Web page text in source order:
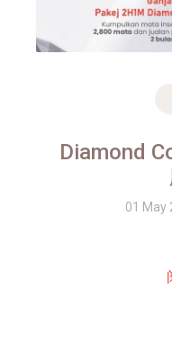
Diamond
01 May